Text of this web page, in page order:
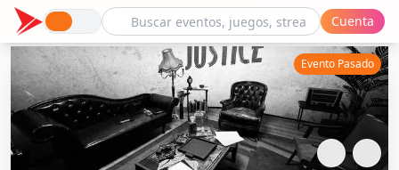
Cuenta
Evento Pasado